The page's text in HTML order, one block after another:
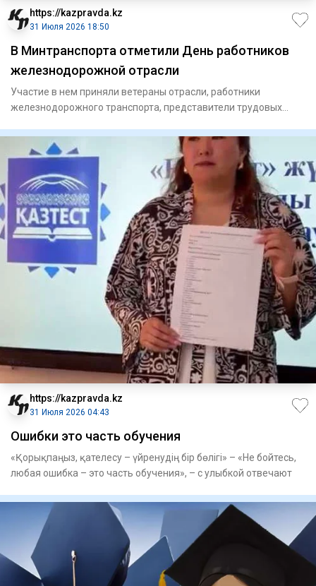
https://kazpravda.kz
31 Июля 2026 18:50
В Минтранспорта отметили День работников
железнодорожной отрасли
Участие в нем приняли ветераны отрасли, работники
железнодорожного транспорта, представители трудовых
https://kazpravda.kz
31 Июля 2026 04:43
Ошибки это часть обучения
«Қорықпаңыз, қателесу – үйренудің бір бөлігі» – «Не бойтесь,
любая ошибка – это часть обучения», – с улыбкой отвечают